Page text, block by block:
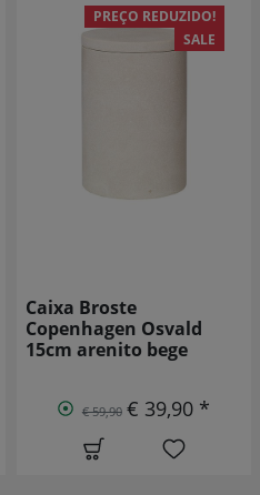
SALE
Moldura KJ Collection
alumínio/vidro 15 x
10cm
€ 5,00 *